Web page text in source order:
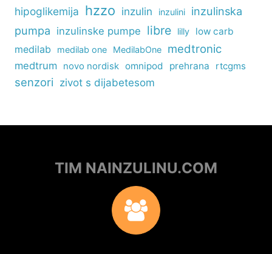
hipoglikemija hzzo inzulin inzulini
inzulinska
pumpa inzulinske pumpe libre lilly low carb
medilab medilab one MedilabOne medtronic
medtrum novo nordisk omnipod prehrana rtcgms
senzori zivot s dijabetesom
TIM NAINZULINU.COM